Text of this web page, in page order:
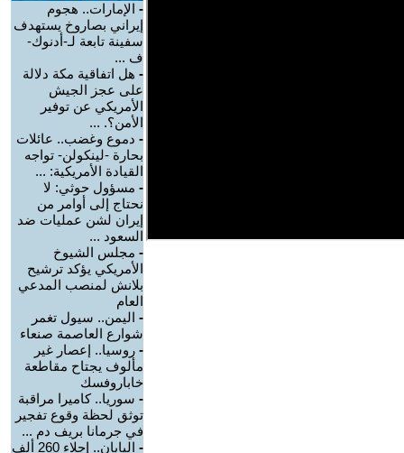
- الإمارات.. هجوم
إيراني بصاروخ يستهدف
سفينة تابعة لـ-أدنوك-
ف ...
- هل اتفاقية مكة دلالة
على عجز الجيش
الأمريكي عن توفير
الأمن؟. ...
- دموع وغضب.. عائلات
بحارة -لينكولن- تواجه
القيادة الأمريكية: ...
- مسؤول حوثي: لا
نحتاج إلى أوامر من
إيران لشن عمليات ضد
السعود ...
- مجلس الشيوخ
الأمريكي يؤكد ترشيح
بلانش لمنصب المدعي
العام
- اليمن.. سيول تغمر
شوارع العاصمة صنعاء
- روسيا.. إعصار غير
مألوف يجتاح مقاطعة
خاباروفسك
- سوريا.. كاميرا مراقبة
توثق لحظة وقوع تفجير
في جرمانا بريف دم ...
-
اليابان.. إجلاء 260 ألف